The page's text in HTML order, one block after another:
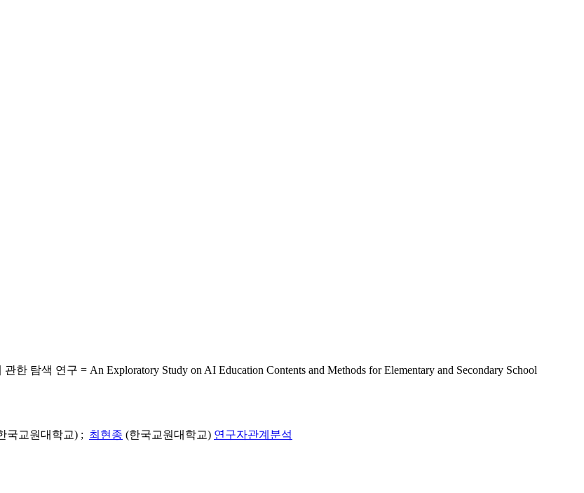
탐색 연구 = An Exploratory Study on AI Education Contents and Methods for Elementary and Secondary School
국교원대학교) ; 최현종 (한국교원대학교) 연구자관계분석